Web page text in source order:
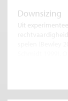
Downsizing
Uit
ook in tijden
survey-
Nederland en